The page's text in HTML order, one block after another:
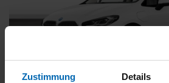
Zustimmung Details